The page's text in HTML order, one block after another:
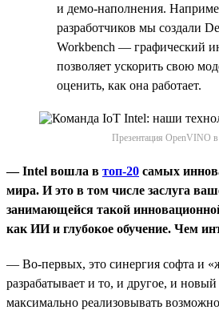
и демо-наполнения.
разработчиков мы создали
Workbench — графический
позволяет ускорить свою
оценить, как она работает.
Презентация OpenVINO в
— Intel вошла в топ-20 самых
мира. И это в том числе заслуга
занимающейся такой
как ИИ и глубокое обучение. Чем
— Во-первых, это синергия софта и
разрабатывает и то, и другое, и
максимально реализовывать